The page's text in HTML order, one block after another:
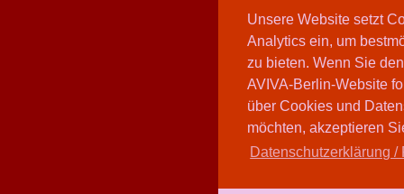
Unsere Website setzt
Analytics ein, um
zu bieten. Wenn Sie
AVIVA-Berlin-Website
über Cookies und
möchten, akzeptieren
Datenschutzerklärung /